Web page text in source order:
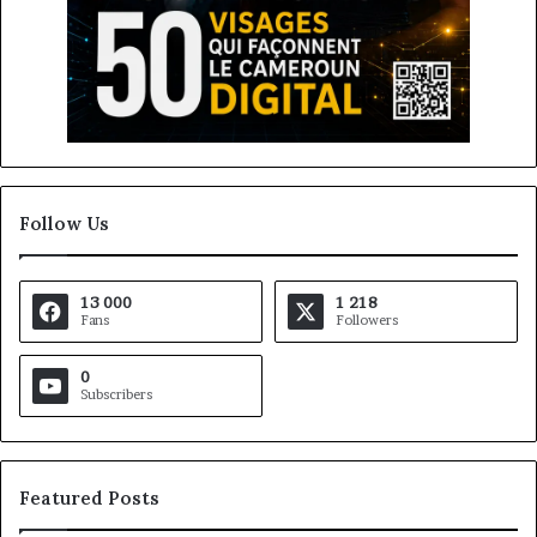
Follow Us
13 000
Fans
1 218
Followers
0
Subscribers
Featured Posts